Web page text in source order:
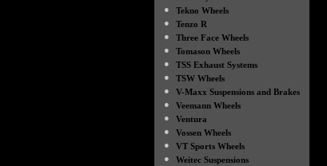
●
Tekno Wheels
●
Tenzo R
●
Three Face Wheels
●
Tomason Wheels
●
TSS Exhaust Systems
●
TSW Wheels
●
V-Maxx Suspensions and Brakes
●
Veemann Wheels
●
Ventura
●
Vossen Wheels
●
VT Sports Wheels
●
Weitec Suspensions